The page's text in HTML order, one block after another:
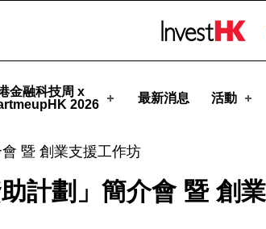
金融科技周 x
2026
最新消息 活動
暨 創業支援工作坊
計劃」簡介會 暨 創